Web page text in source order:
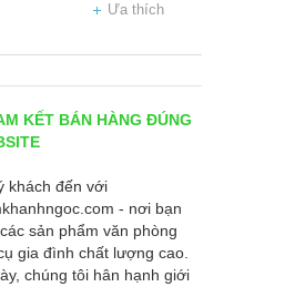
Ưa thích
KẾT BÁN HÀNG ĐÚNG
khách đến với
- nơi bạn
sản phẩm văn phòng
gia đình chất lượng cao.
chúng tôi hân hạnh giới